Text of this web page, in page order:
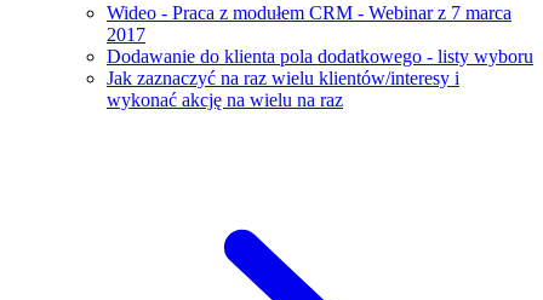
Wideo - Praca z modułem CRM - Webinar z 7 marca
2017
Dodawanie do klienta pola dodatkowego - listy wyboru
Jak zaznaczyć na raz wielu klientów/interesy i
wykonać akcję na wielu na raz